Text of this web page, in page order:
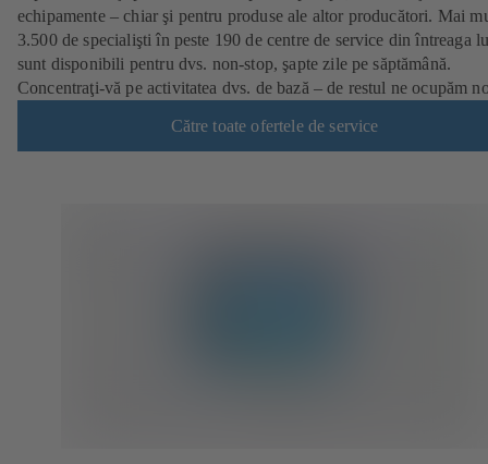
echipamente – chiar şi pentru produse ale altor producători. Mai
3.500 de specialişti în peste 190 de centre de service din întreaga
sunt disponibili pentru dvs. non-stop, şapte zile pe săptămână.
Concentraţi-vă pe activitatea dvs. de bază – de restul ne ocupăm
Către toate ofertele de service